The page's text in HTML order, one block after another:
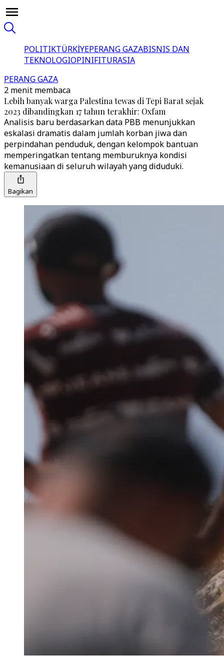
POLITIKTÜRKİYEPERANG GAZABISNIS DAN
TEKNOLOGIOPINIFITURASIA
PERANG GAZA
2 menit membaca
Lebih banyak warga Palestina tewas di Tepi Barat sejak
2023 dibandingkan 17 tahun terakhir: Oxfam
Analisis baru berdasarkan data PBB menunjukkan
eskalasi dramatis dalam jumlah korban jiwa dan
perpindahan penduduk, dengan kelompok bantuan
memperingatkan tentang memburuknya kondisi
kemanusiaan di seluruh wilayah yang diduduki.
Bagikan